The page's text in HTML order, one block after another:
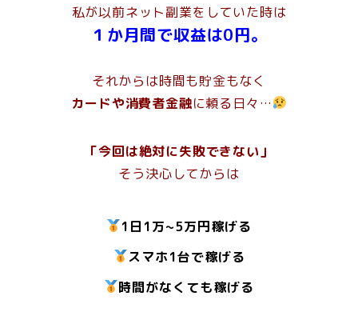
私が以前ネット副業をしていた時は
１か月間で収益は0円。
それからは時間も貯金もなく
カードや消費者金融に頼る日々…
「今回は絶対に失敗できない」
そう決心してからは
1日1万~5万円稼げる
スマホ1台で稼げる
時間がなくても稼げる